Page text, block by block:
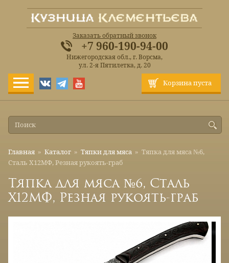
Корзина пуста
Заказать обратный звонок
+7 960-190-94-00
Нижегородская обл., г. Ворсма,
ул. 2-я Пятилетка, д. 20
Главная » Каталог » Тяпки для мяса » Тяпка для мяса №6,
Сталь Х12МФ, Резная рукоять-граб
Тяпка для мяса №6, Сталь
Х12МФ, Резная рукоять-граб